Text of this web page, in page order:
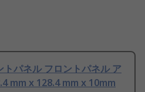
パネル フロントパネル ア
mm x 128.4 mm x 10mm